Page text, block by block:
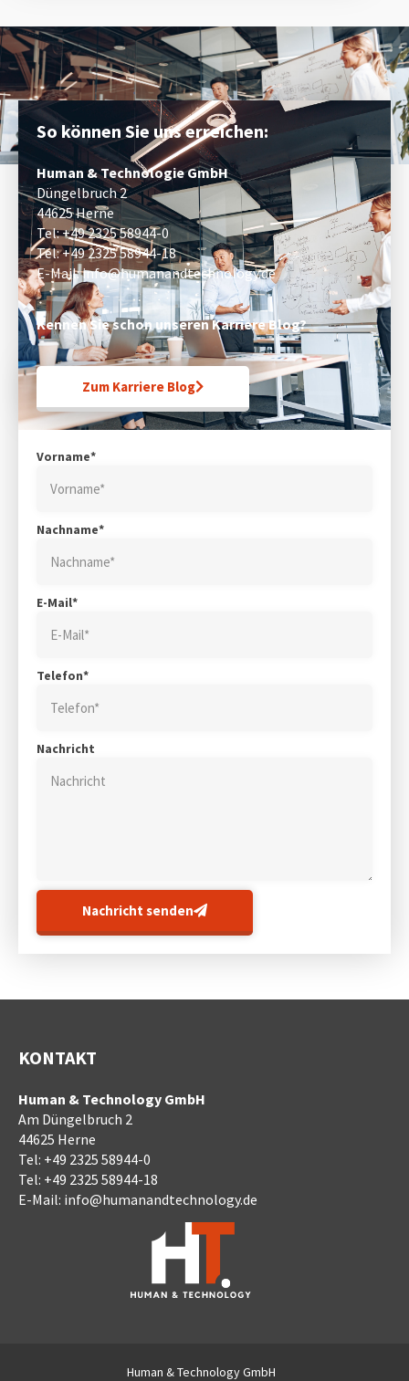
So können Sie uns erreichen:
Human & Technologie GmbH
Düngelbruch 2
44625 Herne
Tel:+49 2325 58944-0
Tel:+49 2325 58944-18
E-Mail:info@humanandtechnology.de
Kennen Sie schon unseren Karriere Blog?
Zum Karriere Blog
Vorname*
Nachname*
E-Mail*
Telefon*
Nachricht
Nachricht senden
KONTAKT
Human & Technology GmbH
Am Düngelbruch 2
44625 Herne
Tel: +49 2325 58944-0
Tel: +49 2325 58944-18
E-Mail: info@humanandtechnology.de
Human & Technology GmbH